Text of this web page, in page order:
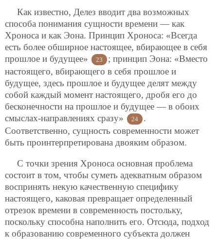
Как известно, Делез вводит два возможных
способа понимания сущности времени — как
Хроноса и как Эона. Принцип Хроноса: «Всегда
есть более обширное настоящее, вбирающее в себя
прошлое и будущее»
23
; принцип Эона: «Вместо
настоящего, вбирающего в себя прошлое и
будущее, здесь прошлое и будущее делят между
собой каждый момент настоящего, дробя его до
бесконечности на прошлое и будущее — в обоих
смыслах-направлениях сразу»
24
.
Соответственно, сущность современности может
быть проинтерпретирована двояким образом.
С точки зрения Хроноса основная проблема
состоит в том, чтобы суметь адекватным образом
воспринять некую качественную специфику
настоящего, каковая превращает определенный
отрезок времени в современность постольку,
поскольку способна наполнить его. Отсюда, подход
к образованию современного субъекта должен